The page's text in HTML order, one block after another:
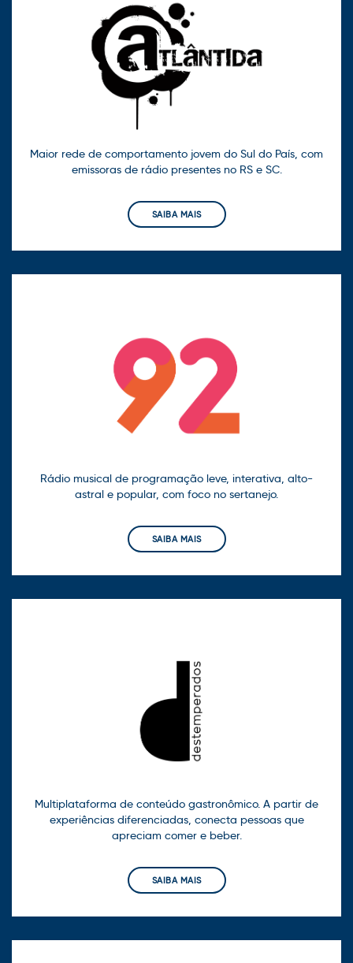
Maior rede de comportamento jovem do Sul do País, com
emissoras de rádio presentes no RS e SC.
SAIBA MAIS
Rádio musical de programação leve, interativa, alto-
astral e popular, com foco no sertanejo.
SAIBA MAIS
Multiplataforma de conteúdo gastronômico. A partir de
experiências diferenciadas, conecta pessoas que
apreciam comer e beber.
SAIBA MAIS